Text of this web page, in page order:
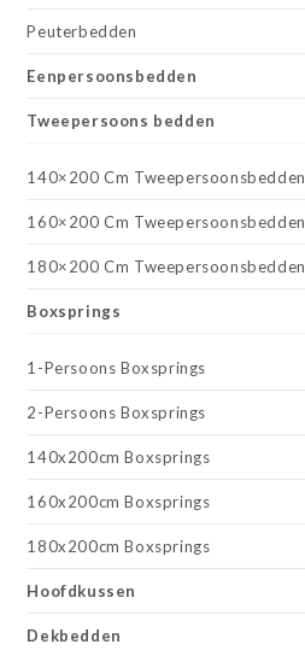
Peuterbedden
Eenpersoonsbedden
Tweepersoons bedden
140×200 Cm Tweepersoonsbedden
160×200 Cm Tweepersoonsbedden
180×200 Cm Tweepersoonsbedden
Boxsprings
1-Persoons Boxsprings
2-Persoons Boxsprings
140x200cm Boxsprings
160x200cm Boxsprings
180x200cm Boxsprings
Hoofdkussen
Dekbedden